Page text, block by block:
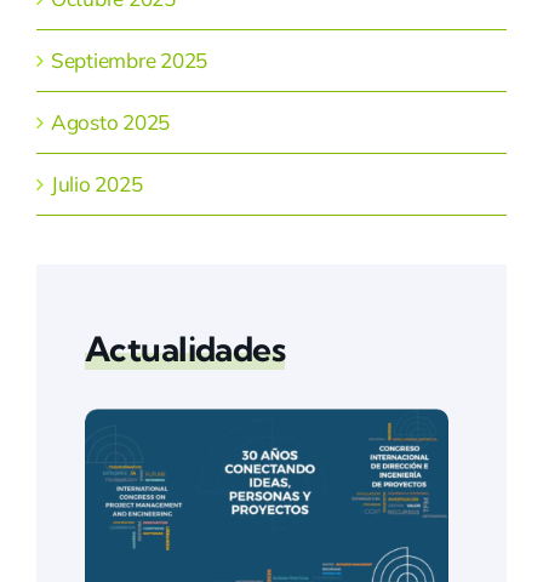
Septiembre 2025
Agosto 2025
Julio 2025
Actualidades